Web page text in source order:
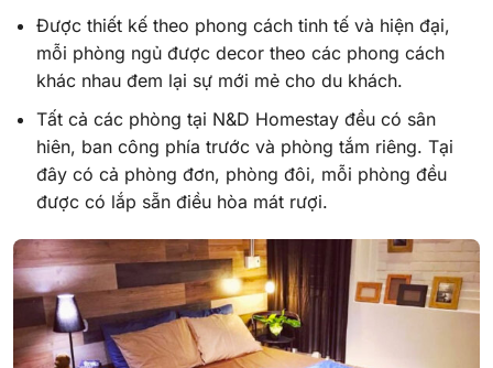
Được thiết kế theo phong cách tinh tế và hiện đại,
mỗi phòng ngủ được decor theo các phong cách
khác nhau đem lại sự mới mẻ cho du khách.
Tất cả các phòng tại N&D Homestay đều có sân
hiên, ban công phía trước và phòng tắm riêng. Tại
đây có cả phòng đơn, phòng đôi, mỗi phòng đều
được có lắp sẵn điều hòa mát rượi.